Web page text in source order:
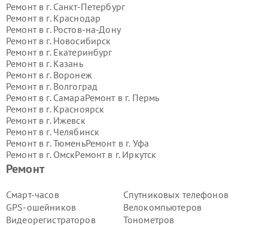
Ремонт
Смарт-часов
GPS-ошейников
Видеорегистраторов
Спутниковых телефонов
Велокомпьютеров
Тонометров
Ремонт в г. Санкт-Петербург
Ремонт в г. Краснодар
Ремонт в г. Ростов-на-Дону
Ремонт в г. Новосибирск
Ремонт в г. Екатеринбург
Ремонт в г. Казань
Ремонт в г. Воронеж
Ремонт в г. Волгоград
Ремонт в г. СамараРемонт в г. Пермь
Ремонт в г. Красноярск
Ремонт в г. Ижевск
Ремонт в г. Челябинск
Ремонт в г.ТюменьРемонт в г. Уфа
Ремонт в г. ОмскРемонт в г. Иркутск
Ремонт в г.
Ремонт в г.
Ремонт в г.Тольятти
Ремонт в г.Хабаровск
Ремонт в г.Томск